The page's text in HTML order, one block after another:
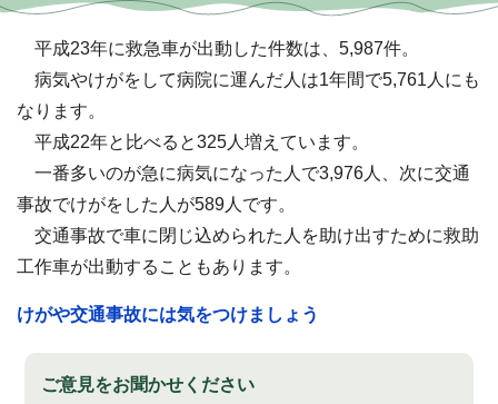
平成23年に救急車が出動した件数は、5,987件。
病気やけがをして病院に運んだ人は1年間で5,761人にも
なります。
平成22年と比べると325人増えています。
一番多いのが急に病気になった人で3,976人、次に交通
事故でけがをした人が589人です。
交通事故で車に閉じ込められた人を助け出すために救助
工作車が出動することもあります。
けがや交通事故には気をつけましょう
ご意見をお聞かせください